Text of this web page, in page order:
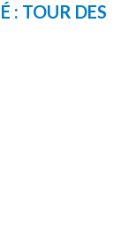
: TOUR DES